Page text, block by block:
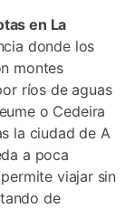
en La
donde los
montes
ríos de aguas
o Cedeira
la ciudad de A
a poca
viajar sin
de